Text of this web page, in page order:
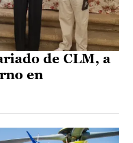
de CLM, a
en